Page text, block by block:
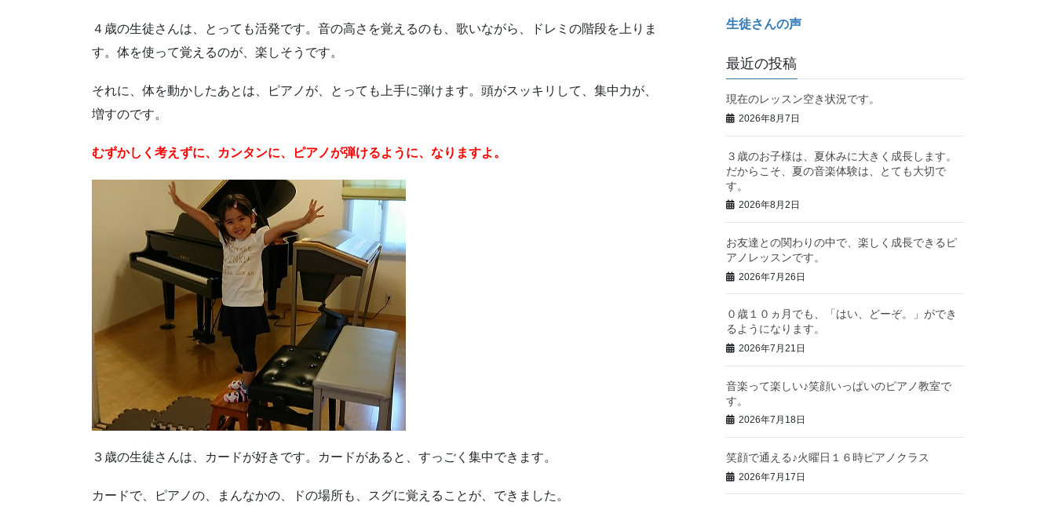
４歳の生徒さんは、とっても活発です。音の高さを覚えるのも、歌いながら、ドレミの階段を上りま
す。体を使って覚えるのが、楽しそうです。
それに、体を動かしたあとは、ピアノが、とっても上手に弾けます。頭がスッキリして、集中力が、
増すのです。
むずかしく考えずに、カンタンに、ピアノが弾けるように、なりますよ。
３歳の生徒さんは、カードが好きです。カードがあると、すっごく集中できます。
カードで、ピアノの、まんなかの、ドの場所も、スグに覚えることが、できました。
生徒さんの声
最近の投稿
現在のレッスン空き状況です。
2026年8月7日
３歳のお子様は、夏休みに大きく成長します。
だからこそ、夏の音楽体験は、とても大切で
す。
2026年8月2日
お友達との関わりの中で、楽しく成長できるピ
アノレッスンです。
2026年7月26日
０歳１０ヵ月でも、「はい、どーぞ。」ができ
るようになります。
2026年7月21日
音楽って楽しい♪笑顔いっぱいのピアノ教室で
す。
2026年7月18日
笑顔で通える♪火曜日１６時ピアノクラス
2026年7月17日